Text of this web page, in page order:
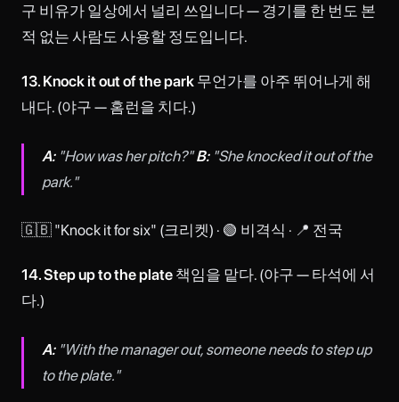
구 비유가 일상에서 널리 쓰입니다 — 경기를 한 번도 본
적 없는 사람도 사용할 정도입니다.
13. Knock it out of the park 무언가를 아주 뛰어나게 해
내다. (야구 — 홈런을 치다.)
A:"How was her pitch?"B:"She knocked it out of the
park."
🇬🇧 "Knock it for six" (크리켓) · 🟢 비격식 · 📍 전국
14. Step up to the plate 책임을 맡다. (야구 — 타석에 서
다.)
A:"With the manager out, someone needs to step up
to the plate."